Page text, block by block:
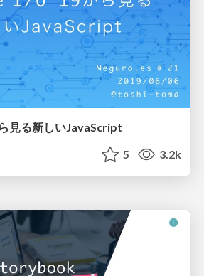
見る新しいJavaScript
5 3.2k